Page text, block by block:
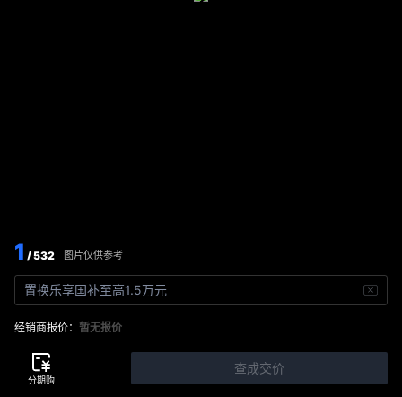
1 / 532 图片仅供参考
置换乐享国补至高1.5万元
经销商报价： 暂无报价
查成交价